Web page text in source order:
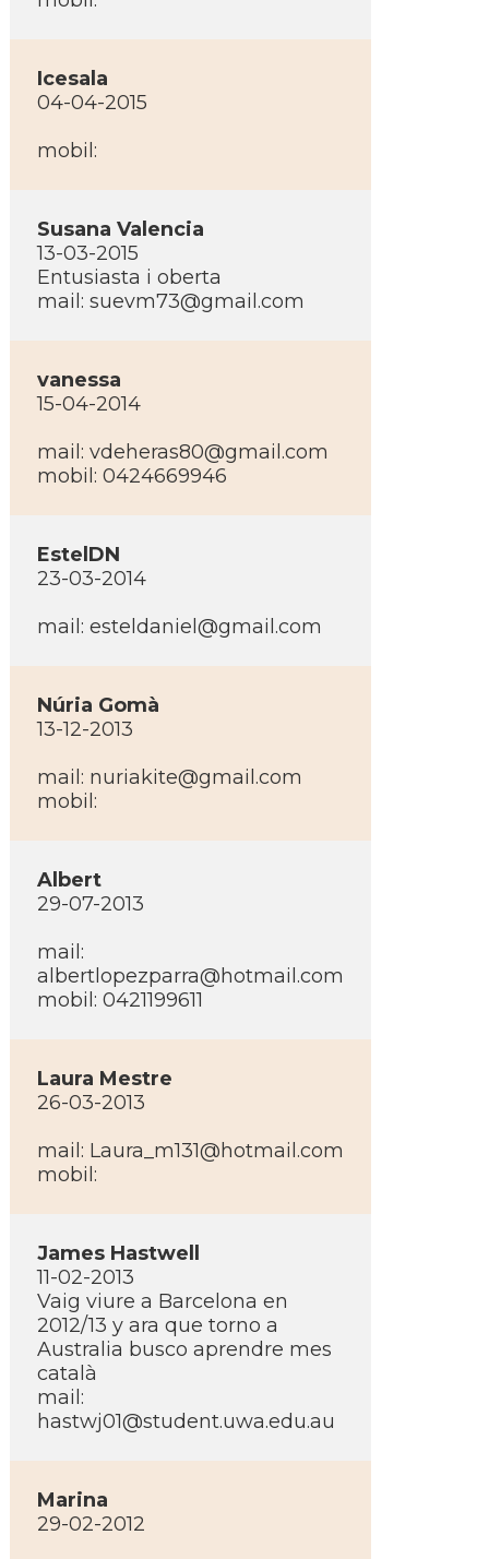
Icesala
04-04-2015
mobil:
Susana Valencia
13-03-2015
Entusiasta i oberta
mail: suevm73@gmail.com
vanessa
15-04-2014
mail: vdeheras80@gmail.com
mobil: 0424669946
EstelDN
23-03-2014
mail: esteldaniel@gmail.com
Núria Gomà
13-12-2013
mail: nuriakite@gmail.com
mobil:
Albert
29-07-2013
mail:
albertlopezparra@hotmail.com
mobil: 0421199611
Laura Mestre
26-03-2013
mail: Laura_m131@hotmail.com
mobil:
James Hastwell
11-02-2013
Vaig viure a Barcelona en
2012/13 y ara que torno a
Australia busco aprendre mes
català
mail:
hastwj01@student.uwa.edu.au
Marina
29-02-2012